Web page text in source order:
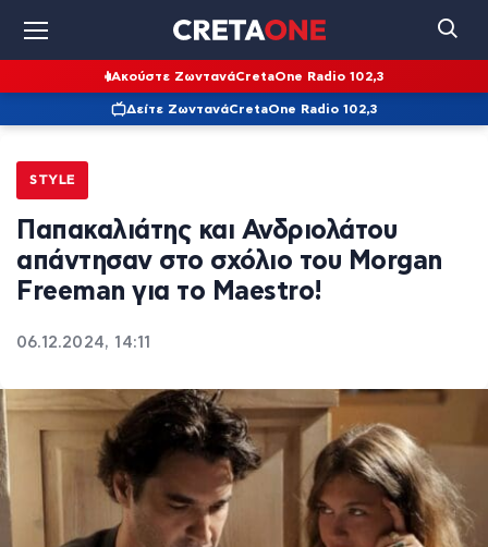
Ακούστε ΖωντανάCretaOne Radio 102,3
Δείτε ΖωντανάCretaOne Radio 102,3
STYLE
Παπακαλιάτης και Ανδριολάτου
απάντησαν στο σχόλιο του Morgan
Freeman για το Maestro!
06.12.2024, 14:11